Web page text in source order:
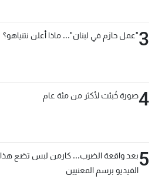
3"عمل حازم في لبنان"... ماذا أعلن نتنياهو؟
4صورة خُبئت لأكثر من مئة عام
5بعد واقعة الضرب... كارمن لبس تضع هذا
الفيديو برسم المعنيين